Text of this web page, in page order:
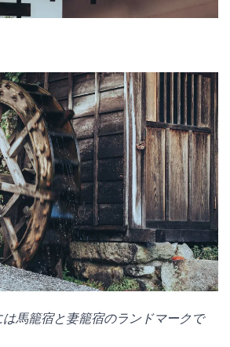
は馬籠宿と妻籠宿のランドマークで